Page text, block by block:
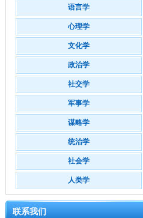
语言学
心理学
文化学
政治学
社交学
军事学
谋略学
统治学
社会学
人类学
联系我们